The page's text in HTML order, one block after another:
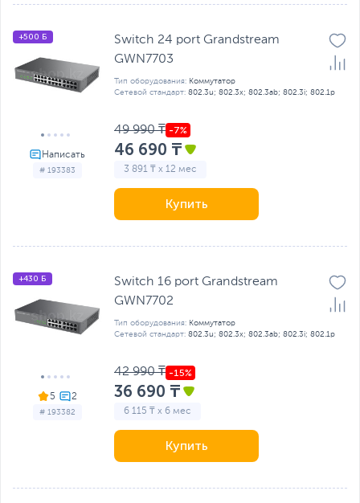
# 193383
+500 Б
Switch 24 port Grandstream
GWN7703
Тип оборудования: Коммутатор
Сетевой стандарт: 802.3u; 802.3x; 802.3ab; 802.3i; 802.1р
49 990 ₸
46 690 ₸
3 891 ₸ x 12 мес
Купить
5
# 193382
+430 Б
Switch 16 port Grandstream
GWN7702
Тип оборудования: Коммутатор
Сетевой стандарт: 802.3u; 802.3x; 802.3ab; 802.3i; 802.1р
42 990 ₸
36 690 ₸
6 115 ₸ x 6 мес
Купить